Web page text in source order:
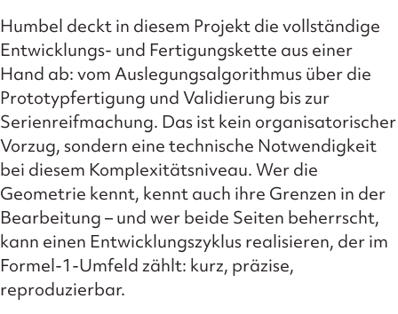
Humbel deckt in diesem Projekt die vollständige
Entwicklungs- und Fertigungskette aus einer
Hand ab: vom Auslegungsalgorithmus über die
Prototypfertigung und Validierung bis zur
Serienreifmachung. Das ist kein organisatorischer
Vorzug, sondern eine technische Notwendigkeit
bei diesem Komplexitätsniveau. Wer die
Geometrie kennt, kennt auch ihre Grenzen in der
Bearbeitung – und wer beide Seiten beherrscht,
kann einen Entwicklungszyklus realisieren, der im
Formel-1-Umfeld zählt: kurz, präzise,
reproduzierbar.